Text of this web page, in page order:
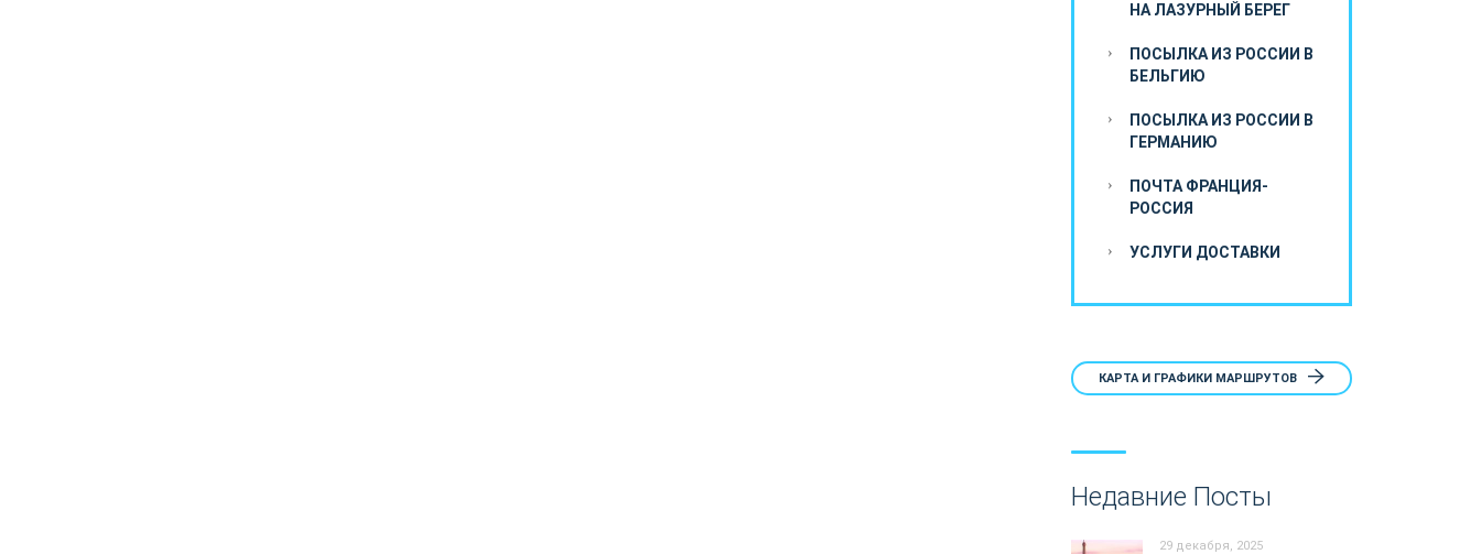
НА ЛАЗУРНЫЙ БЕРЕГ
ПОСЫЛКА ИЗ РОССИИ В
БЕЛЬГИЮ
ПОСЫЛКА ИЗ РОССИИ В
ГЕРМАНИЮ
ПОЧТА ФРАНЦИЯ-
РОССИЯ
УСЛУГИ ДОСТАВКИ
КАРТА И ГРАФИКИ МАРШРУТОВ
Недавние Посты
29 декабря, 2025